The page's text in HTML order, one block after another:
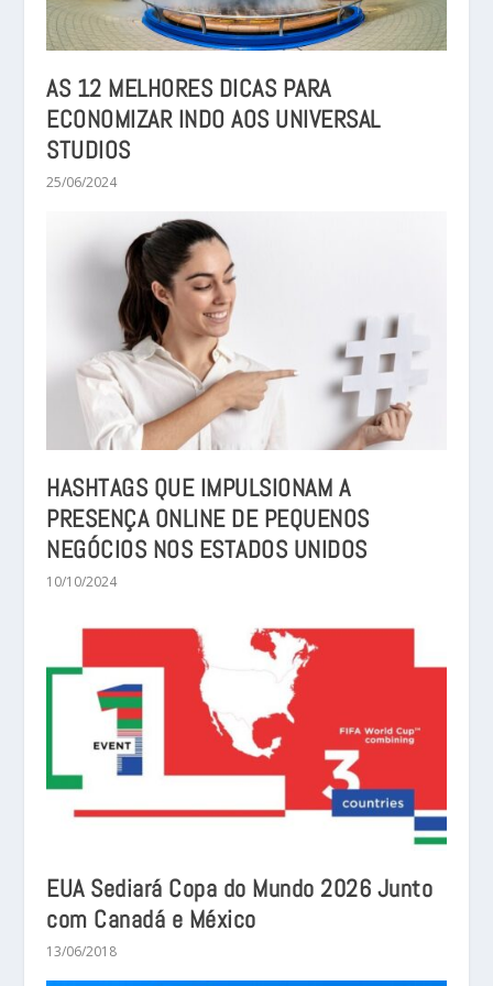
AS 12 MELHORES DICAS PARA
ECONOMIZAR INDO AOS UNIVERSAL
STUDIOS
25/06/2024
HASHTAGS QUE IMPULSIONAM A
PRESENÇA ONLINE DE PEQUENOS
NEGÓCIOS NOS ESTADOS UNIDOS
10/10/2024
EUA Sediará Copa do Mundo 2026 Junto
com Canadá e México
13/06/2018